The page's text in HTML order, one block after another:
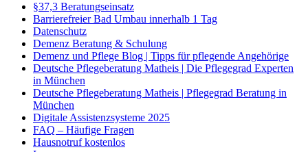
§37,3 Beratungseinsatz
Barrierefreier Bad Umbau innerhalb 1 Tag
Datenschutz
Demenz Beratung & Schulung
Demenz und Pflege Blog | Tipps für pflegende Angehörige
Deutsche Pflegeberatung Matheis | Die Pflegegrad Experten
in München
Deutsche Pflegeberatung Matheis | Pflegegrad Beratung in
München
Digitale Assistenzsysteme 2025
FAQ – Häufige Fragen
Hausnotruf kostenlos